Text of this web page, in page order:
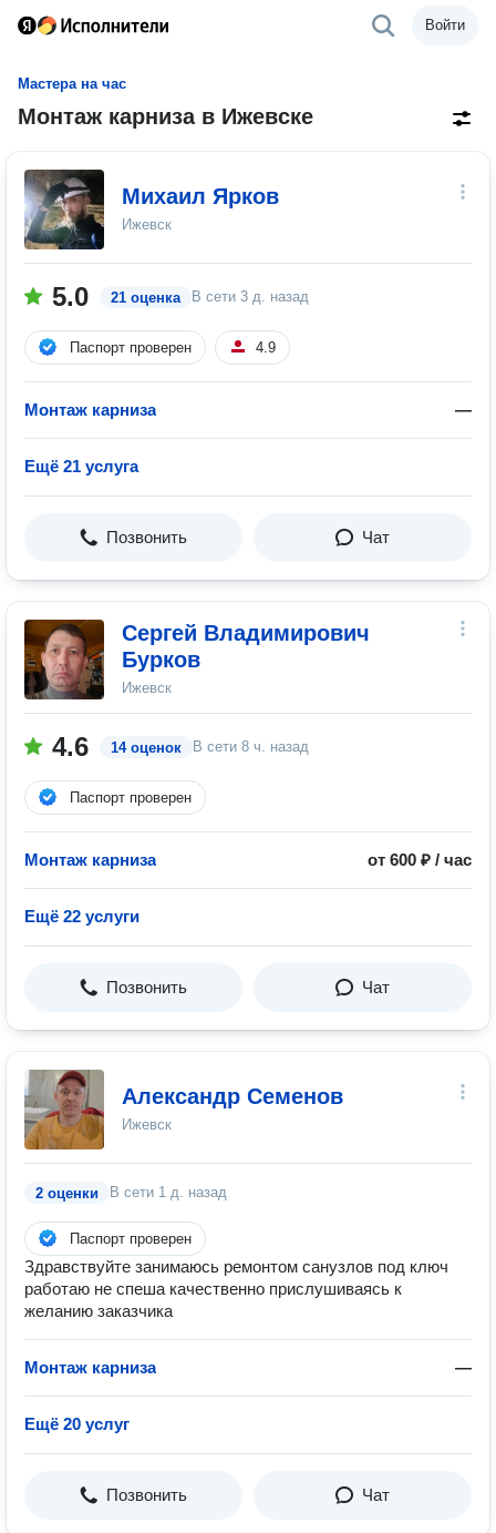
Войти
Мастера на час
Монтаж карниза в Ижевске
Михаил Ярков
Ижевск
5.0 21 оценка В сети 3 д. назад
Паспорт проверен 4.9
Монтаж карниза —
Ещё 21 услуга
Позвонить Чат
Сергей Владимирович
Бурков
Ижевск
4.6 14 оценок В сети 8 ч. назад
Паспорт проверен
Монтаж карниза от 600 ₽ / час
Ещё 22 услуги
Позвонить Чат
Александр Семенов
Ижевск
2 оценки В сети 1 д. назад
Паспорт проверен
Здравствуйте занимаюсь ремонтом санузлов под ключ
работаю не спеша качественно прислушиваясь к
желанию заказчика
Монтаж карниза —
Ещё 20 услуг
Позвонить Чат